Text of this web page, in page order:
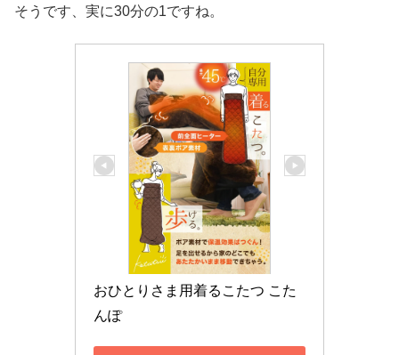
そうです、実に30分の1ですね。
おひとりさま用着るこたつ こた
んぽ